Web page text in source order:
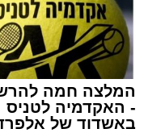
צילום: שמחה חסיד
מערכת האתר / 00:47 09.08.26
המלצה חמה
- האקדמיה לטניס
באשדוד של